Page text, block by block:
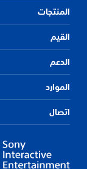
المنتجات
القيم
الدعم
الموارد
اتصال